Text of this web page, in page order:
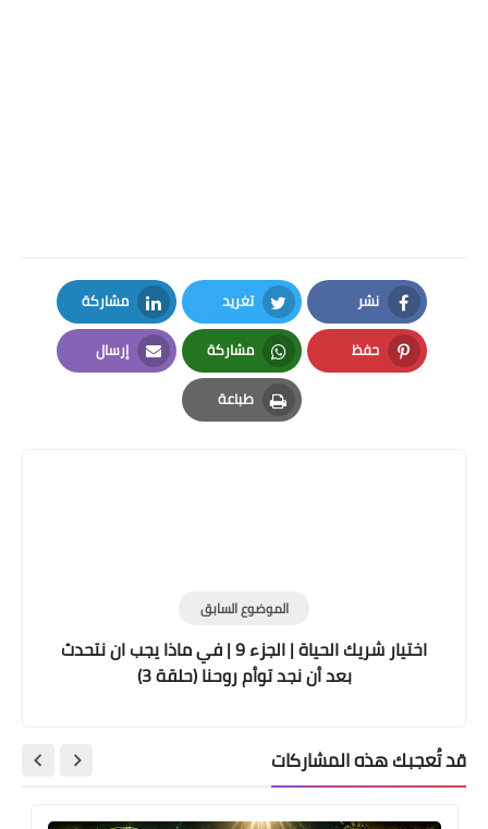
نشر
Facebook
تغريد
Twitter
مشاركة
LinkedIn
حفظ
Pinterest
مشاركة
Whatsapp
إرسال
Email
طباعة
Print
الموضوع السابق
اختيار شريك الحياة | الجزء 9 | في ماذا يجب ان نتحدث
بعد أن نجد توأم روحنا (حلقة 3)
قد تُعجبك هذه المشاركات